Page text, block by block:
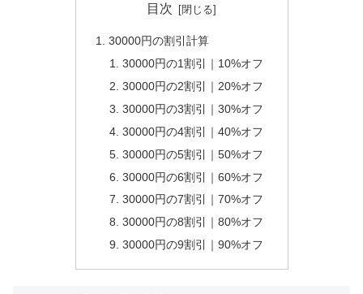
目次
30000円の割引計算
30000円の1割引｜10%オフ
30000円の2割引｜20%オフ
30000円の3割引｜30%オフ
30000円の4割引｜40%オフ
30000円の5割引｜50%オフ
30000円の6割引｜60%オフ
30000円の7割引｜70%オフ
30000円の8割引｜80%オフ
30000円の9割引｜90%オフ